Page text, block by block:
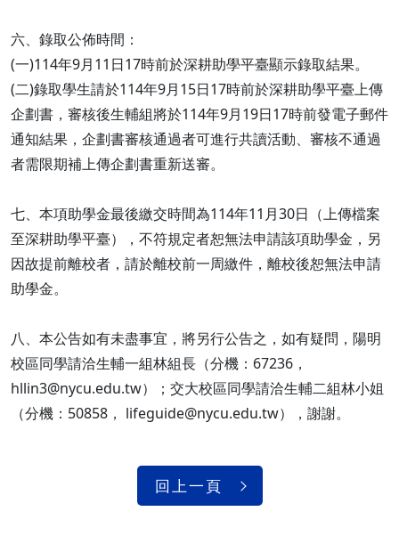
六、錄取公佈時間：
(一)114年9月11日17時前於深耕助學平臺顯示錄取結果。
(二)錄取學生請於114年9月15日17時前於深耕助學平臺上傳
企劃書，審核後生輔組將於114年9月19日17時前發電子郵件
通知結果，企劃書審核通過者可進行共讀活動、審核不通過
者需限期補上傳企劃書重新送審。
七、本項助學金最後繳交時間為114年11月30日（上傳檔案
至深耕助學平臺），不符規定者恕無法申請該項助學金，另
因故提前離校者，請於離校前一周繳件，離校後恕無法申請
助學金。
八、本公告如有未盡事宜，將另行公告之，如有疑問，陽明
校區同學請洽生輔一組林組長（分機：67236，
hllin3@nycu.edu.tw）；交大校區同學請洽生輔二組林小姐
（分機：50858， lifeguide@nycu.edu.tw），謝謝。
回上一頁